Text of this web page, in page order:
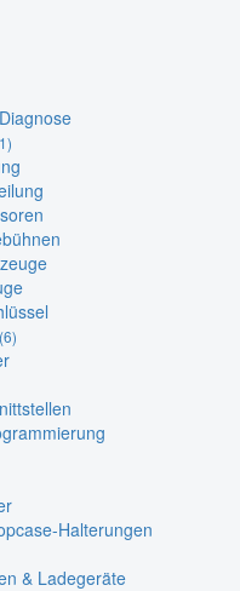
(6)
Halterungen
& Ladegeräte